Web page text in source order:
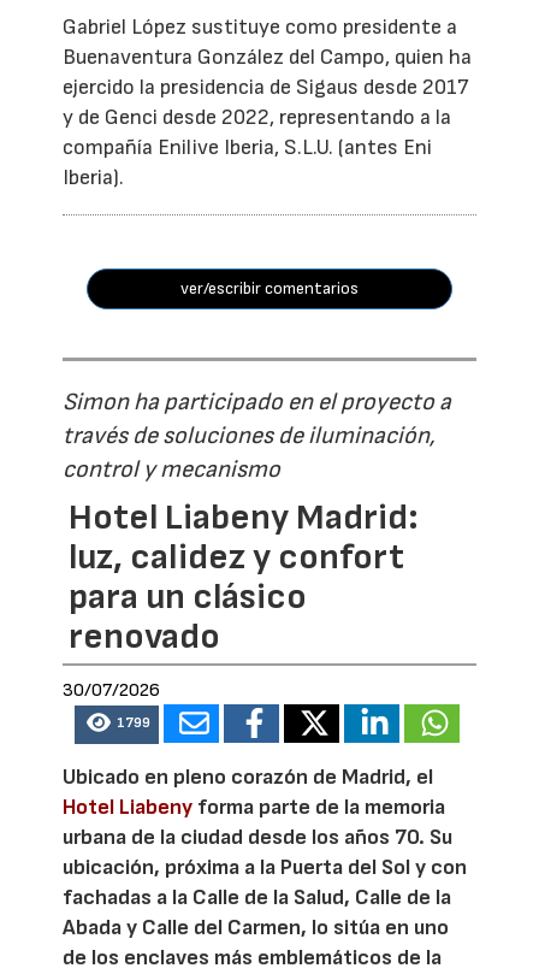
Gabriel López sustituye como presidente a
Buenaventura González del Campo, quien ha
ejercido la presidencia de Sigaus desde 2017
y de Genci desde 2022, representando a la
compañía Enilive Iberia, S.L.U. (antes Eni
Iberia).
ver/escribir comentarios
Simon ha participado en el proyecto a
través de soluciones de iluminación,
control y mecanismo
Hotel Liabeny Madrid:
luz, calidez y confort
para un clásico
renovado
30/07/2026
1799
Ubicado en pleno corazón de Madrid, el
Hotel Liabeny forma parte de la memoria
urbana de la ciudad desde los años 70. Su
ubicación, próxima a la Puerta del Sol y con
fachadas a la Calle de la Salud, Calle de la
Abada y Calle del Carmen, lo sitúa en uno
de los enclaves más emblemáticos de la